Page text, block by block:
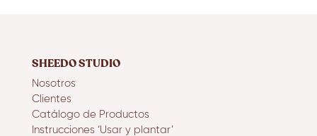
SHEEDO STUDIO
Nosotros
Clientes
Catálogo de Productos
Instrucciones ‘Usar y plantar’